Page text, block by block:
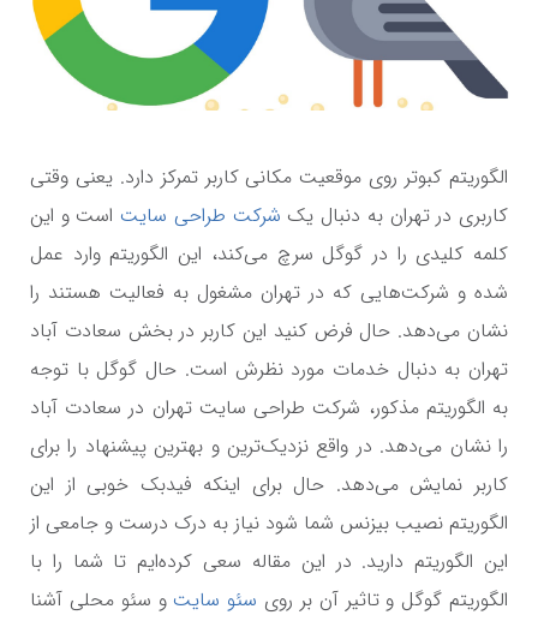
الگوریتم کبوتر روی موقعیت مکانی کاربر تمرکز دارد. یعنی وقتی
کاربری در تهران به دنبال یک شرکت طراحی سایت است و این
کلمه کلیدی را در گوگل سرچ می‌کند، این الگوریتم وارد عمل
شده و شرکت‌هایی که در تهران مشغول به فعالیت هستند را
نشان می‌دهد. حال فرض کنید این کاربر در بخش سعادت آباد
تهران به دنبال خدمات مورد نظرش است. حال گوگل با توجه
به الگوریتم مذکور، شرکت طراحی سایت تهران در سعادت آباد
را نشان می‌دهد. در واقع نزدیک‌ترین و بهترین پیشنهاد را برای
کاربر نمایش می‌دهد. حال برای اینکه فیدبک خوبی از این
الگوریتم نصیب بیزنس شما شود نیاز به درک درست و جامعی از
این الگوریتم دارید. در این مقاله سعی کرده‌ایم تا شما را با
الگوریتم گوگل و تاثیر آن بر روی سئو سایت و سئو محلی آشنا